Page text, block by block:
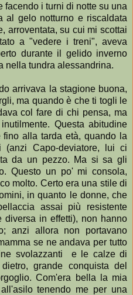
facendo i turni di notte su una
al gelo notturno e riscaldata
arroventata, su cui mi scottai
a "vedere i treni", aveva
durante il gelido inverno
nella tundra alessandrina.
arrivava la stagione buona,
ma quando è che ti togli le
col fare di chi pensa, ma
Questa abitudine
alla tarda età, quando la
Capo-deviatore, lui ci
da un pezzo. Ma si sa gli
Questo un po' mi consola,
molto. Certo era una stile di
in quanto le donne, che
assai più resistente
diversa in effetti), non hanno
anzi allora non portavano
se ne andava per tutto
svolazzanti e le calze di
grande conquista del
Com'era bella la mia
tenendo me per una